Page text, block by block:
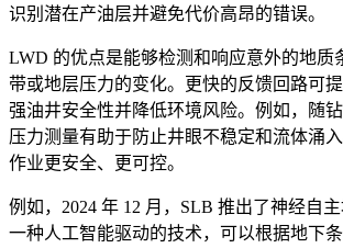
识别潜在产油层并避免代价高昂的错误。
LWD 的优点是能够检测和响应意外的地质
带或地层压力的变化。更快的反馈回路可
强油井安全性并降低环境风险。例如，随
压力测量有助于防止井眼不稳定和流体涌
作业更安全、更可控。
例如，2024 年 12 月，SLB 推出了神经自
一种人工智能驱动的技术，可以根据地下